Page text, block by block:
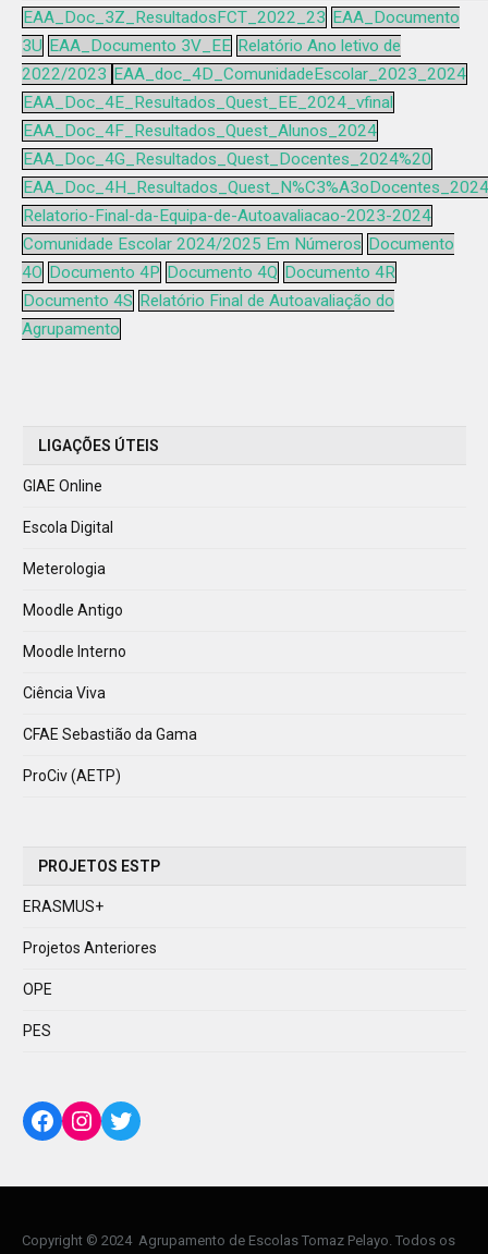
EAA_Doc_3Z_ResultadosFCT_2022_23 EAA_Documento
3U EAA_Documento 3V_EE Relatório Ano letivo de
2022/2023 EAA_doc_4D_ComunidadeEscolar_2023_2024
EAA_Doc_4E_Resultados_Quest_EE_2024_vfinal
EAA_Doc_4F_Resultados_Quest_Alunos_2024
EAA_Doc_4G_Resultados_Quest_Docentes_2024%20
EAA_Doc_4H_Resultados_Quest_N%C3%A3oDocentes_2024
Relatorio-Final-da-Equipa-de-Autoavaliacao-2023-2024
Comunidade Escolar 2024/2025 Em Números Documento
4O Documento 4P Documento 4Q Documento 4R
Documento 4S Relatório Final de Autoavaliação do
Agrupamento
LIGAÇÕES ÚTEIS
GIAE Online
Escola Digital
Meterologia
Moodle Antigo
Moodle Interno
Ciência Viva
CFAE Sebastião da Gama
ProCiv (AETP)
PROJETOS ESTP
ERASMUS+
Projetos Anteriores
OPE
PES
Facebook
Instagram
Twitter
Copyright © 2024 Agrupamento de Escolas Tomaz Pelayo. Todos os